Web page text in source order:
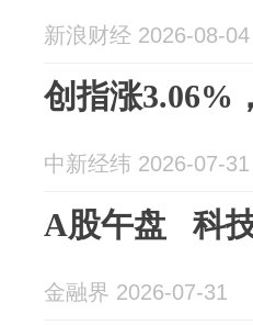
新浪财经 2026-08-04
创指涨3.06%
中新经纬 2026-07-31
A股午盘 科
金融界 2026-07-31